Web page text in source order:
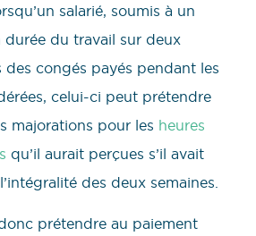
salarié, soumis à un
du travail sur deux
des congés payés pendant les
celui-ci peut prétendre
majorations pour les heures
qu’il aurait perçues s’il avait
des deux semaines.
prétendre au paiement